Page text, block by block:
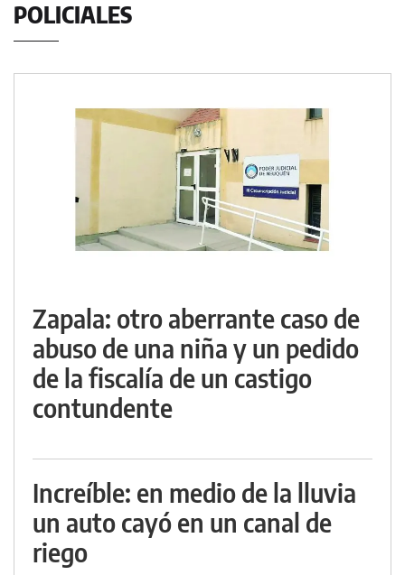
POLICIALES
Zapala: otro aberrante caso de
abuso de una niña y un pedido
de la fiscalía de un castigo
contundente
Increíble: en medio de la lluvia
un auto cayó en un canal de
riego